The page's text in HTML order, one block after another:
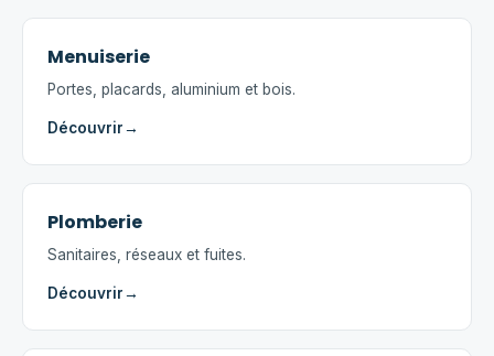
Menuiserie
Portes, placards, aluminium et bois.
Découvrir→
Plomberie
Sanitaires, réseaux et fuites.
Découvrir→